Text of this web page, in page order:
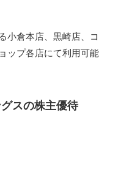
小倉本店、黒崎店、コ
ップ各店にて利用可能
スの株主優待